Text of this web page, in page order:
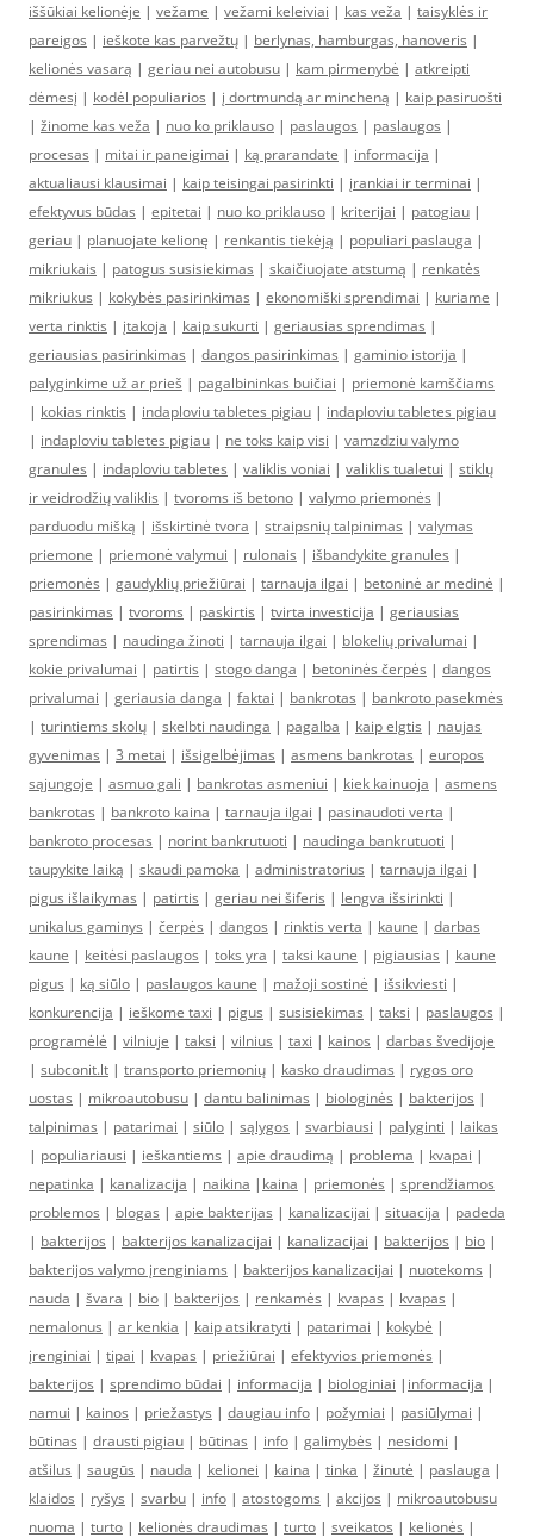
iššūkiai kelionėje | vežame | vežami keleiviai | kas veža | taisyklės ir
pareigos | ieškote kas parvežtų | berlynas, hamburgas, hanoveris |
kelionės vasarą | geriau nei autobusu | kam pirmenybė | atkreipti
dėmesį | kodėl populiarios | į dortmundą ar mincheną | kaip pasiruošti
| žinome kas veža | nuo ko priklauso | paslaugos | paslaugos |
procesas | mitai ir paneigimai | ką prarandate | informacija |
aktualiausi klausimai | kaip teisingai pasirinkti | įrankiai ir terminai |
efektyvus būdas | epitetai | nuo ko priklauso | kriterijai | patogiau |
geriau | planuojate kelionę | renkantis tiekėją | populiari paslauga |
mikriukais | patogus susisiekimas | skaičiuojate atstumą | renkatės
mikriukus | kokybės pasirinkimas | ekonomiški sprendimai | kuriame |
verta rinktis | įtakoja | kaip sukurti | geriausias sprendimas |
geriausias pasirinkimas | dangos pasirinkimas | gaminio istorija |
palyginkime už ar prieš | pagalbininkas buičiai | priemonė kamščiams
| kokias rinktis | indaploviu tabletes pigiau | indaploviu tabletes pigiau
| indaploviu tabletes pigiau | ne toks kaip visi | vamzdziu valymo
granules | indaploviu tabletes | valiklis voniai | valiklis tualetui | stiklų
ir veidrodžių valiklis | tvoroms iš betono | valymo priemonės |
parduodu mišką | išskirtinė tvora | straipsnių talpinimas | valymas
priemone | priemonė valymui | rulonais | išbandykite granules |
priemonės | gaudyklių priežiūrai | tarnauja ilgai | betoninė ar medinė |
pasirinkimas | tvoroms | paskirtis | tvirta investicija | geriausias
sprendimas | naudinga žinoti | tarnauja ilgai | blokelių privalumai |
kokie privalumai | patirtis | stogo danga | betoninės čerpės | dangos
privalumai | geriausia danga | faktai | bankrotas | bankroto pasekmės
| turintiems skolų | skelbti naudinga | pagalba | kaip elgtis | naujas
gyvenimas | 3 metai | išsigelbėjimas | asmens bankrotas | europos
sąjungoje | asmuo gali | bankrotas asmeniui | kiek kainuoja | asmens
bankrotas | bankroto kaina | tarnauja ilgai | pasinaudoti verta |
bankroto procesas | norint bankrutuoti | naudinga bankrutuoti |
taupykite laiką | skaudi pamoka | administratorius | tarnauja ilgai |
pigus išlaikymas | patirtis | geriau nei šiferis | lengva išsirinkti |
unikalus gaminys | čerpės | dangos | rinktis verta | kaune | darbas
kaune | keitėsi paslaugos | toks yra | taksi kaune | pigiausias | kaune
pigus | ką siūlo | paslaugos kaune | mažoji sostinė | išsikviesti |
konkurencija | ieškome taxi | pigus | susisiekimas | taksi | paslaugos |
programėlė | vilniuje | taksi | vilnius | taxi | kainos | darbas švedijoje
| subconit.lt | transporto priemonių | kasko draudimas | rygos oro
uostas | mikroautobusu | dantu balinimas | biologinės | bakterijos |
talpinimas | patarimai | siūlo | sąlygos | svarbiausi | palyginti | laikas
| populiariausi | ieškantiems | apie draudimą | problema | kvapai |
nepatinka | kanalizacija | naikina | kaina | priemonės | sprendžiamos
problemos | blogas | apie bakterijas | kanalizacijai | situacija | padeda
| bakterijos | bakterijos kanalizacijai | kanalizacijai | bakterijos | bio |
bakterijos valymo įrenginiams | bakterijos kanalizacijai | nuotekoms |
nauda | švara | bio | bakterijos | renkamės | kvapas | kvapas |
nemalonus | ar kenkia | kaip atsikratyti | patarimai | kokybė |
įrenginiai | tipai | kvapas | priežiūrai | efektyvios priemonės |
bakterijos | sprendimo būdai | informacija | biologiniai | informacija |
namui | kainos | priežastys | daugiau info | požymiai | pasiūlymai |
būtinas | drausti pigiau | būtinas | info | galimybės | nesidomi |
atšilus | saugūs | nauda | kelionei | kaina | tinka | žinutė | paslauga |
klaidos | ryšys | svarbu | info | atostogoms | akcijos | mikroautobusu
nuoma | turto | kelionės draudimas | turto | sveikatos | kelionės |